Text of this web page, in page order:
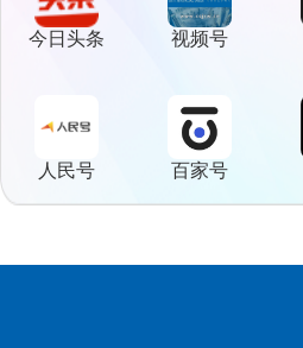
今日头条 视频号
人民号 百家号